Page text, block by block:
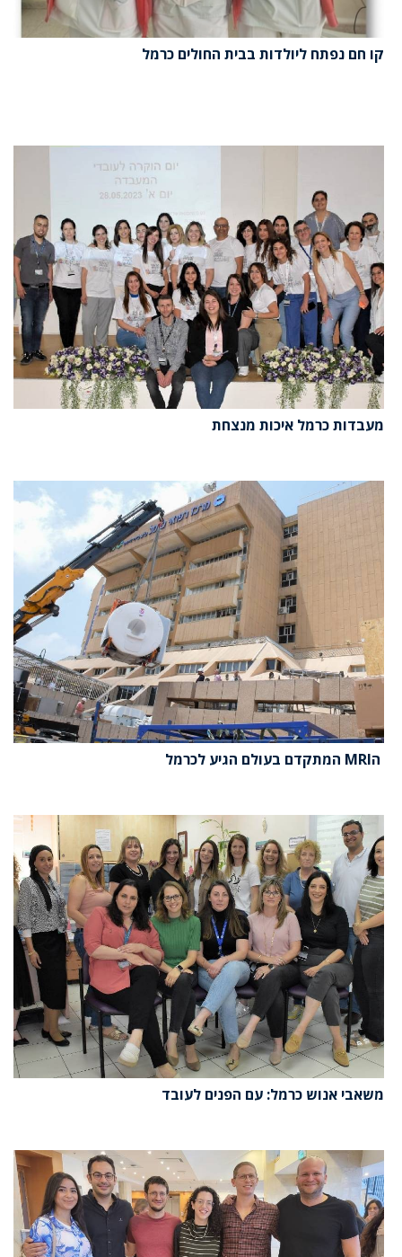
קו חם נפתח ליולדות בבית החולים כרמל
מעבדות כרמל איכות מנצחת
הMRI המתקדם בעולם הגיע לכרמל
משאבי אנוש כרמל: עם הפנים לעובד